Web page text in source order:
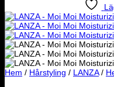
Hem / Hårstyling / LANZA /